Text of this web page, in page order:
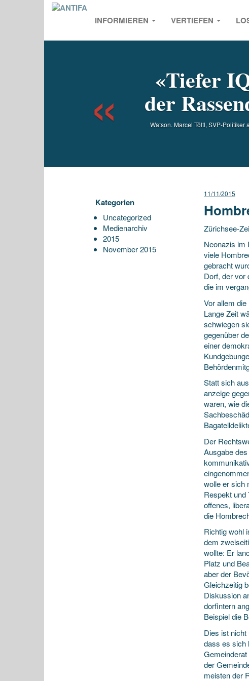
INFORMIEREN VERTIEFEN
«Tiefer
der
Watson. Marcel Töltl, SVP-
Previous
Kategorien
Uncategorized
Medienarchiv
2015
November 2015
11/11/2015
Zürichsee-
Neonazis im
viele
gebracht
Dorf, der vor
die im
Vor allem
Lange Zeit
schwiegen
gegenüber
einer
Statt sich
anzeige
waren, wie
Der
Aus­gabe
wolle er sich
Respekt und
offenes,
die
Richtig wohl
dem
wollte: Er
Platz und
aber der
Gleichzeitig
Diskussion
dorfintern
Beispiel die
Dies ist nicht
dass es sich
der
meisten der